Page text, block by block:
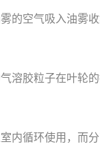
的空气吸入油雾
溶胶粒子在叶轮
循环使用，而